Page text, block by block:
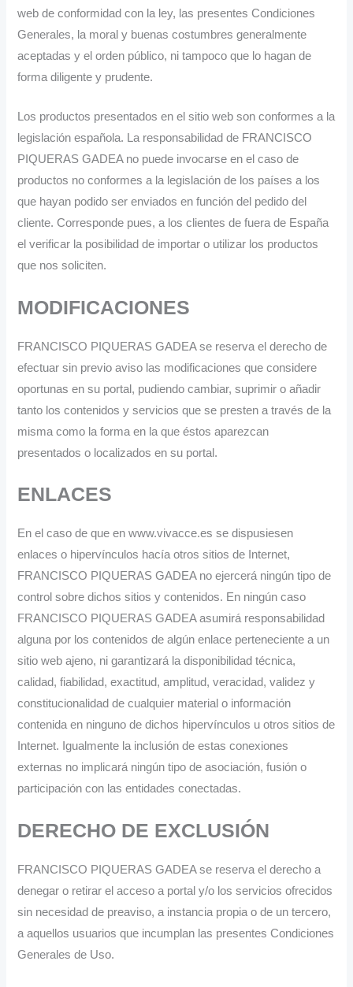
web de conformidad con la ley, las presentes Condiciones
Generales, la moral y buenas costumbres generalmente
aceptadas y el orden público, ni tampoco que lo hagan de
forma diligente y prudente.
Los productos presentados en el sitio web son conformes a la
legislación española. La responsabilidad de FRANCISCO
PIQUERAS GADEA no puede invocarse en el caso de
productos no conformes a la legislación de los países a los
que hayan podido ser enviados en función del pedido del
cliente. Corresponde pues, a los clientes de fuera de España
el verificar la posibilidad de importar o utilizar los productos
que nos soliciten.
MODIFICACIONES
FRANCISCO PIQUERAS GADEA se reserva el derecho de
efectuar sin previo aviso las modificaciones que considere
oportunas en su portal, pudiendo cambiar, suprimir o añadir
tanto los contenidos y servicios que se presten a través de la
misma como la forma en la que éstos aparezcan
presentados o localizados en su portal.
ENLACES
En el caso de que en www.vivacce.es se dispusiesen
enlaces o hipervínculos hacía otros sitios de Internet,
FRANCISCO PIQUERAS GADEA no ejercerá ningún tipo de
control sobre dichos sitios y contenidos. En ningún caso
FRANCISCO PIQUERAS GADEA asumirá responsabilidad
alguna por los contenidos de algún enlace perteneciente a un
sitio web ajeno, ni garantizará la disponibilidad técnica,
calidad, fiabilidad, exactitud, amplitud, veracidad, validez y
constitucionalidad de cualquier material o información
contenida en ninguno de dichos hipervínculos u otros sitios de
Internet. Igualmente la inclusión de estas conexiones
externas no implicará ningún tipo de asociación, fusión o
participación con las entidades conectadas.
DERECHO DE EXCLUSIÓN
FRANCISCO PIQUERAS GADEA se reserva el derecho a
denegar o retirar el acceso a portal y/o los servicios ofrecidos
sin necesidad de preaviso, a instancia propia o de un tercero,
a aquellos usuarios que incumplan las presentes Condiciones
Generales de Uso.